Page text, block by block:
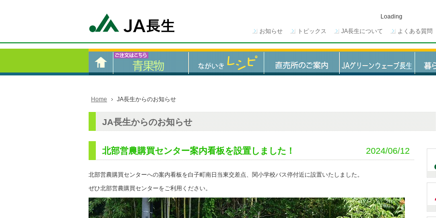
Loading
お知らせ トピックス JA長生について よくある質問
Home JA長生からのお知らせ
JA長生からのお知らせ
2024/06/12
北部営農購買センター案内看板を設置しました！
北部営農購買センターへの案内看板を白子町南日当東交差点、関小学校バス停付近に設置いたしました。
ぜひ北部営農購買センターをご利用ください。